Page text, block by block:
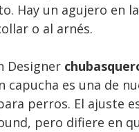
Hay un agujero en
o al arnés.
Designer
capucha es una de
perros. El ajuste
pero difiere en